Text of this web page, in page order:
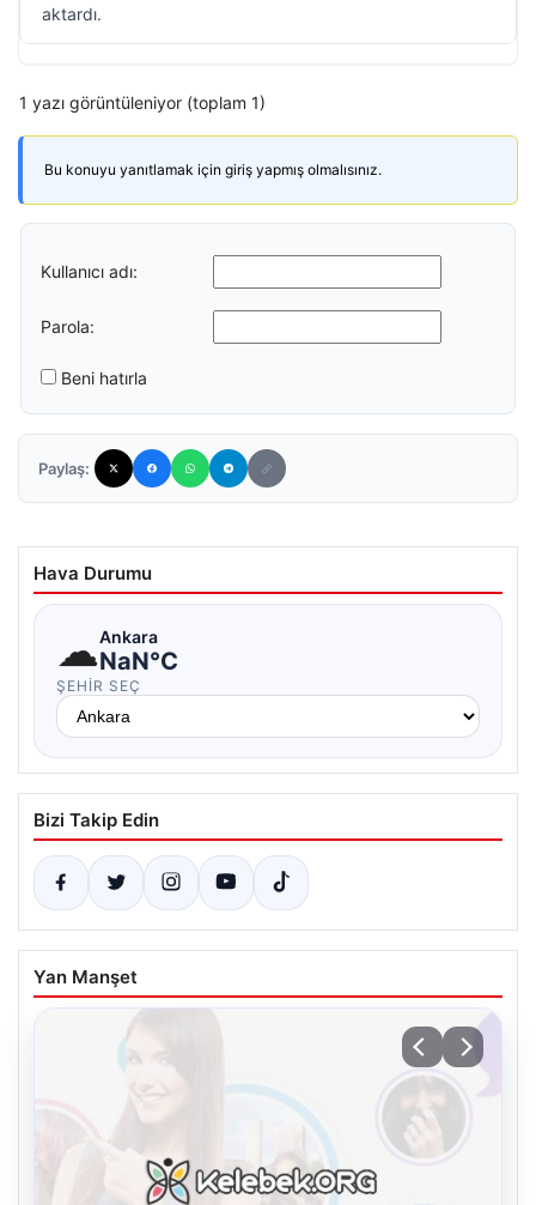
aktardı.
1 yazı görüntüleniyor (toplam 1)
Bu konuyu yanıtlamak için giriş yapmış olmalısınız.
Kullanıcı adı:
Parola:
Beni hatırla
Paylaş:
Hava Durumu
☁Ankara
NaN°C
ŞEHIR SEÇ
Bizi Takip Edin
Yan Manşet